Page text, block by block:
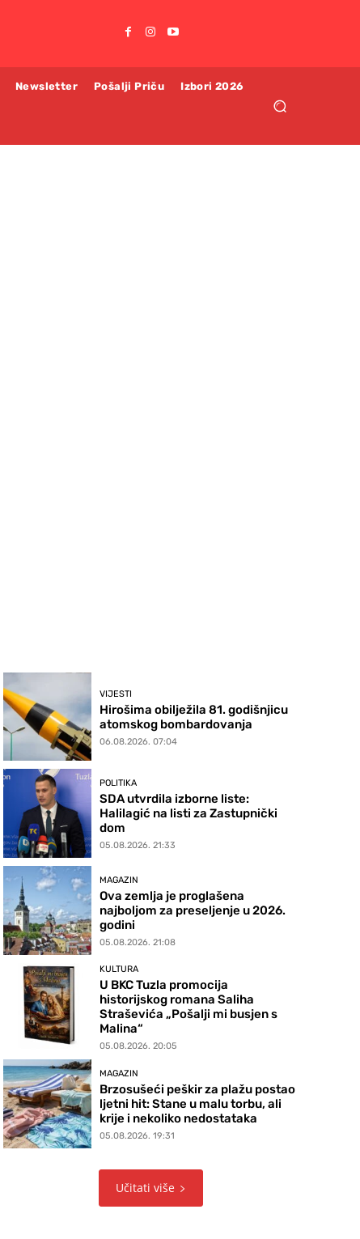
Newsletter Pošalji Priču Izbori 2026
VIJESTI
Hirošima obilježila 81. godišnjicu
atomskog bombardovanja
06.08.2026. 07:04
POLITIKA
SDA utvrdila izborne liste:
Halilagić na listi za Zastupnički
dom
05.08.2026. 21:33
MAGAZIN
Ova zemlja je proglašena
najboljom za preseljenje u 2026.
godini
05.08.2026. 21:08
KULTURA
U BKC Tuzla promocija
historijskog romana Saliha
Straševića „Pošalji mi busjen s
Malina“
05.08.2026. 20:05
MAGAZIN
Brzosušeći peškir za plažu postao
ljetni hit: Stane u malu torbu, ali
krije i nekoliko nedostataka
05.08.2026. 19:31
Učitati više